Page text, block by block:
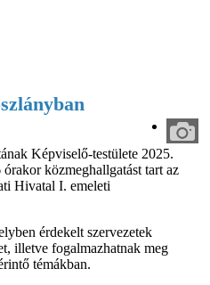
Képviselő-testülete 2025.
közmeghallgatást tart az
Hivatal I. emeleti
érdekelt szervezetek
illetve fogalmazhatnak meg
témákban.